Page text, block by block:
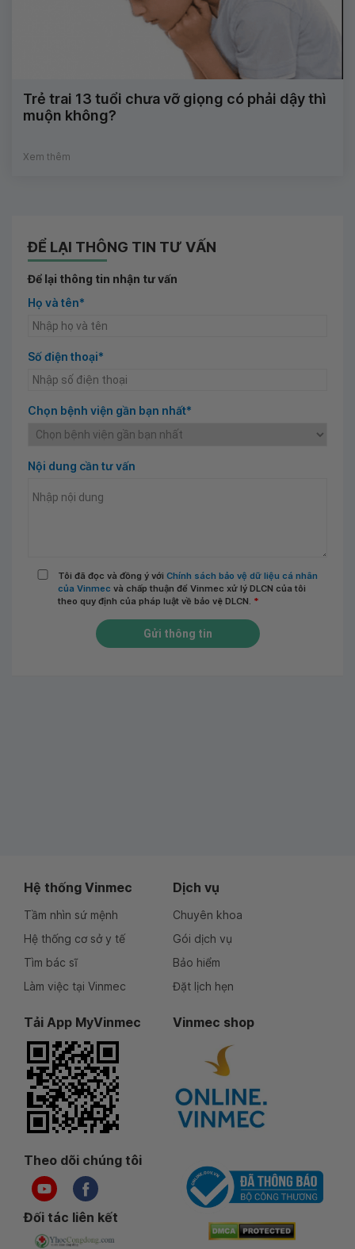
Trẻ trai 13 tuổi chưa vỡ giọng có phải dậy thì
muộn không?
Xem thêm
ĐỂ LẠI THÔNG TIN TƯ VẤN
Để lại thông tin nhận tư vấn
Họ và tên*
Số điện thoại*
Chọn bệnh viện gần bạn nhất*
Nội dung cần tư vấn
Tôi đã đọc và đồng ý với Chính sách bảo vệ dữ liệu cá nhân
của Vinmec và chấp thuận để Vinmec xử lý DLCN của tôi
theo quy định của pháp luật về bảo vệ DLCN. *
Gửi thông tin
Hệ thống Vinmec
Tầm nhìn sứ mệnh
Hệ thống cơ sở y tế
Tìm bác sĩ
Làm việc tại Vinmec
Dịch vụ
Chuyên khoa
Gói dịch vụ
Bảo hiểm
Đặt lịch hẹn
Tải App MyVinmec Vinmec shop
Theo dõi chúng tôi
Đối tác liên kết